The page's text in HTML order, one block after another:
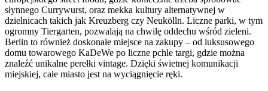
słynnego Currywurst, oraz mekka kultury alternatywnej w
dzielnicach takich jak Kreuzberg czy Neukölln. Liczne parki, w tym
ogromny Tiergarten, pozwalają na chwilę oddechu wśród zieleni.
Berlin to również doskonałe miejsce na zakupy – od luksusowego
domu towarowego KaDeWe po liczne pchle targi, gdzie można
znaleźć unikalne perełki vintage. Dzięki świetnej komunikacji
miejskiej, całe miasto jest na wyciągnięcie ręki.